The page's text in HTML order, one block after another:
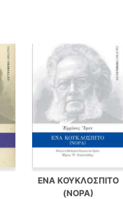
ΕΝΑ ΚΟΥΚΛΟΣΠΙΤΟ
(ΝΟΡΑ)